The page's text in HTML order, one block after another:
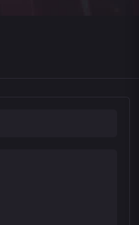
красавица Элизабет,